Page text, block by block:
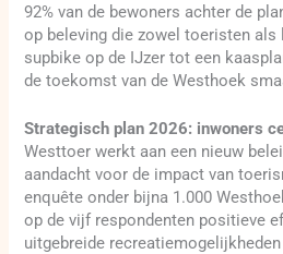
92% van de bewoners achter de
op beleving die zowel toeristen als
supbike op de IJzer tot een
de toekomst van de Westhoek
Strategisch plan 2026: inwoners
Westtoer werkt aan een nieuw
aandacht voor de impact van
enquête onder bijna 1.000
op de vijf respondenten positieve
uitgebreide